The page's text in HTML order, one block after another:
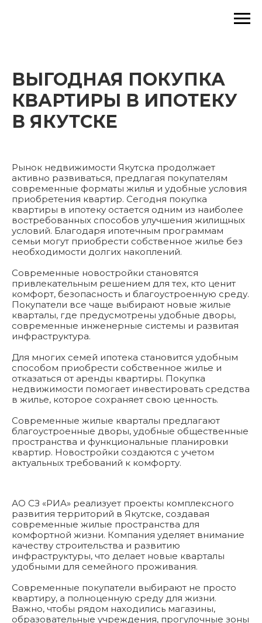
ВЫГОДНАЯ ПОКУПКА
КВАРТИРЫ В ИПОТЕКУ
В ЯКУТСКЕ
Рынок недвижимости Якутска продолжает
активно развиваться, предлагая покупателям
современные форматы жилья и удобные условия
приобретения квартир. Сегодня покупка
квартиры в ипотеку остается одним из наиболее
востребованных способов улучшения жилищных
условий. Благодаря ипотечным программам
семьи могут приобрести собственное жилье без
необходимости долгих накоплений.
Современные новостройки становятся
привлекательным решением для тех, кто ценит
комфорт, безопасность и благоустроенную среду.
Покупатели все чаще выбирают новые жилые
кварталы, где предусмотрены удобные дворы,
современные инженерные системы и развитая
инфраструктура.
Для многих семей ипотека становится удобным
способом приобрести собственное жилье и
отказаться от аренды квартиры. Покупка
недвижимости помогает инвестировать средства
в жилье, которое сохраняет свою ценность.
Современные жилые кварталы предлагают
благоустроенные дворы, удобные общественные
пространства и функциональные планировки
квартир. Новостройки создаются с учетом
актуальных требований к комфорту.
АО СЗ «РИА» реализует проекты комплексного
развития территорий в Якутске, создавая
современные жилые пространства для
комфортной жизни. Компания уделяет внимание
качеству строительства и развитию
инфраструктуры, что делает новые кварталы
удобными для семейного проживания.
Современные покупатели выбирают не просто
квартиру, а полноценную среду для жизни.
Важно, чтобы рядом находились магазины,
образовательные учреждения, прогулочные зоны